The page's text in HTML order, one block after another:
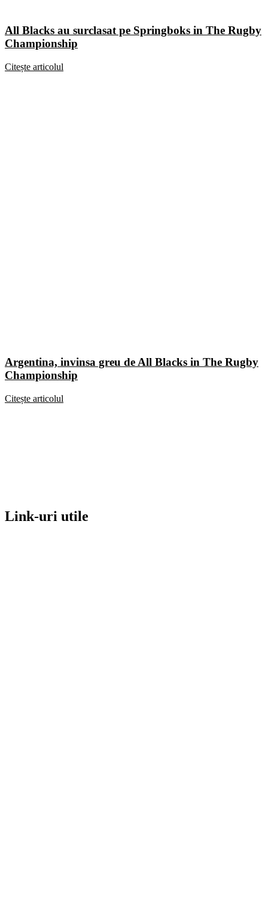
All Blacks au surclasat pe Springboks in The Rugby
Championship
Citește articolul
Argentina, invinsa greu de All Blacks in The Rugby
Championship
Citește articolul
Link-uri utile